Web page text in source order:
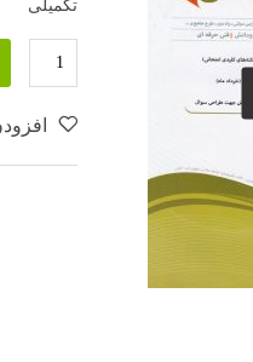
تکمیلی